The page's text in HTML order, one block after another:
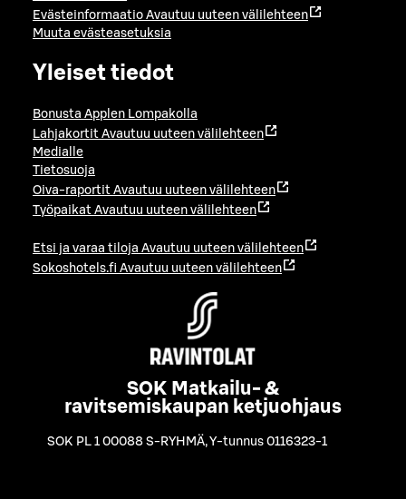
Evästeinformaatio Avautuu uuteen välilehteen
Muuta evästeasetuksia
Yleiset tiedot
Bonusta Applen Lompakolla
Lahjakortit Avautuu uuteen välilehteen
Medialle
Tietosuoja
Oiva-raportit Avautuu uuteen välilehteen
Työpaikat Avautuu uuteen välilehteen
Etsi ja varaa tiloja Avautuu uuteen välilehteen
Sokoshotels.fi Avautuu uuteen välilehteen
SOK Matkailu- &
ravitsemiskaupan ketjuohjaus
SOK PL 1 00088 S-RYHMÄ,Y-tunnus 0116323-1